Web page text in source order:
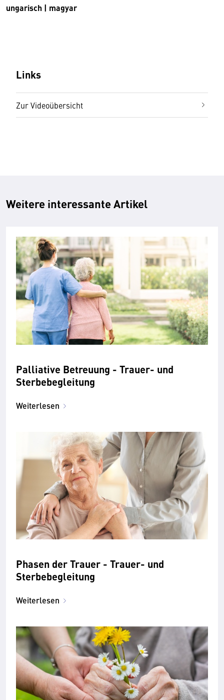
ungarisch | magyar
Links
Zur Videoübersicht
Weitere interessante Artikel
Palliative Betreuung - Trauer- und
Sterbebegleitung
Weiterlesen
Phasen der Trauer - Trauer- und
Sterbebegleitung
Weiterlesen